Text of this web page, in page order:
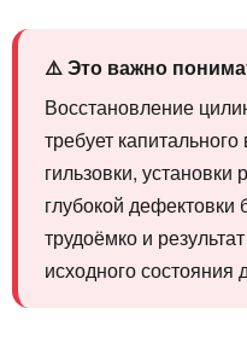
⚠️ Это важно
Восстановление
требует
гильзовки,
глубокой дефектовки
трудоёмко и
исходного состояния